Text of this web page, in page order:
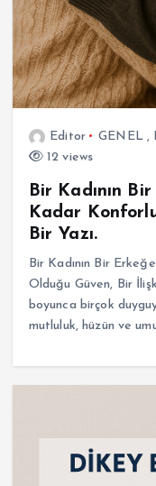
Editor GENEL,
12 views
Bir Kadının
Kadar
Bir Yazı.
Bir Kadının Bir
Olduğu Güven, Bir
boyunca birçok
mutluluk, hüzün ve